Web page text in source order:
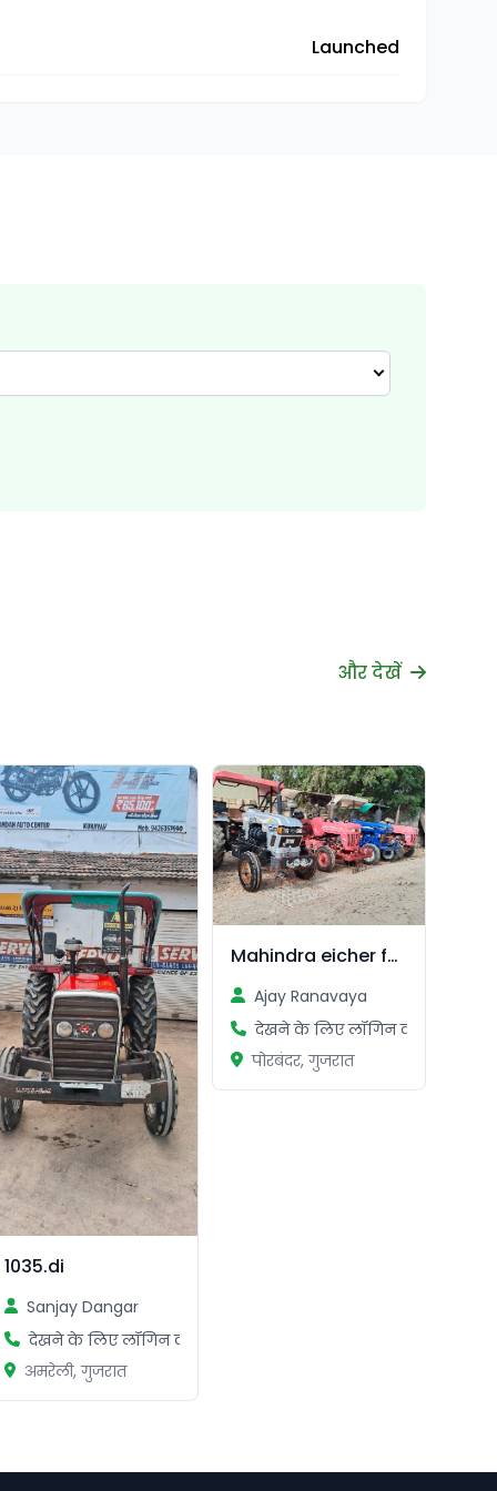
Launched
और देखें
1035.di
Sanjay Dangar
देखने के लिए लॉगिन करें
अमरेली, गुजरात
Mahindra eicher farmtrac
Ajay Ranavaya
देखने के लिए लॉगिन करें
पोरबंदर, गुजरात